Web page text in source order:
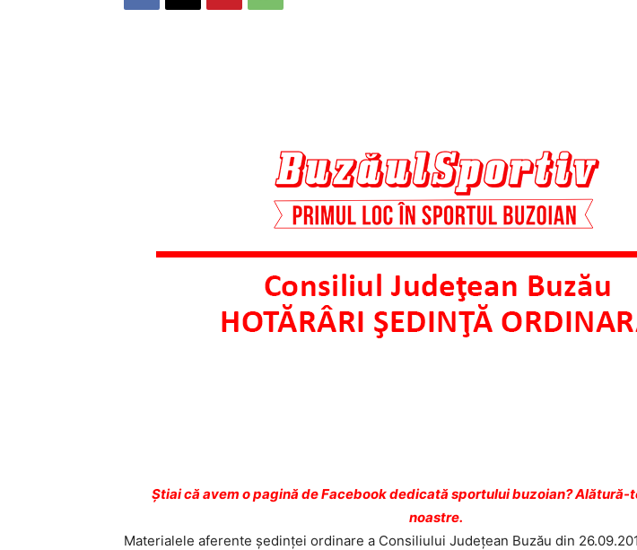
Ştiai că avem o pagină de Facebook dedicată sportului buzoian?
noastre.
Materialele aferente ședinței ordinare a Consiliului Județean Buzău din